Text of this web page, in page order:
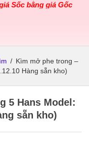
Sốc bằng giá Gốccho
/ Kìm mở phe trong –
Hàng sẵn kho)
5 Hans Model:
sẵn kho)